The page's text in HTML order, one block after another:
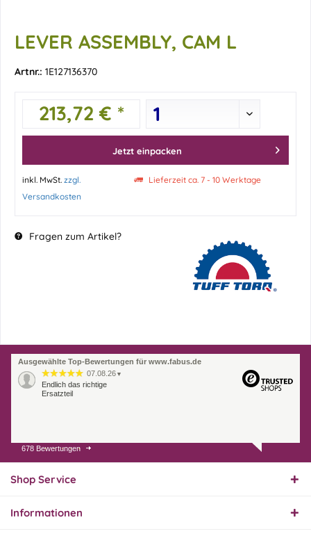
LEVER ASSEMBLY, CAM L
Artnr.: 1E127136370
213,72 € *
Jetzt einpacken
inkl. MwSt. zzgl.
Versandkosten
Lieferzeit ca. 7 - 10 Werktage
Fragen zum Artikel?
Ausgewählte Top-Bewertungen für www.fabus.de
07.08.26 ▼
Endlich das richtige
Ersatzteil
01.08.26
Innerhalb 2 Tagen Ware
678 Bewertungen
Shop Service
Informationen